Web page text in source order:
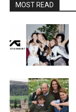
MOST READ